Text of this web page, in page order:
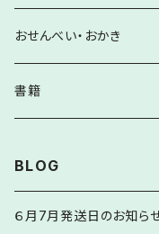
おせんべい・おかき
書籍
BLOG
６月7月発送日のお知ら